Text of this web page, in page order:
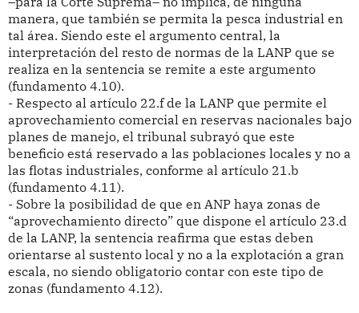
manera, que también se permita la pesca industrial en
tal área. Siendo este el argumento central, la
interpretación del resto de normas de la LANP que se
realiza en la sentencia se remite a este argumento
(fundamento 4.10).
- Respecto al artículo 22.f de la LANP que permite el
aprovechamiento comercial en reservas nacionales bajo
planes de manejo, el tribunal subrayó que este
beneficio está reservado a las poblaciones locales y no a
las flotas industriales, conforme al artículo 21.b
(fundamento 4.11).
- Sobre la posibilidad de que en ANP haya zonas de
“aprovechamiento directo” que dispone el artículo 23.d
de la LANP, la sentencia reafirma que estas deben
orientarse al sustento local y no a la explotación a gran
escala, no siendo obligatorio contar con este tipo de
zonas (fundamento 4.12).